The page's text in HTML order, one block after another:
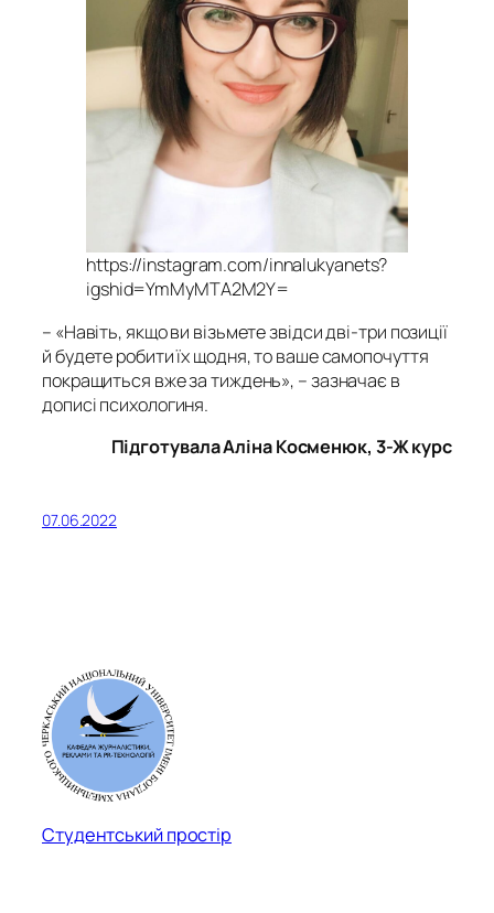
https://instagram.com/innalukyanets?
igshid=YmMyMTA2M2Y=
– «Навіть, якщо ви візьмете звідси дві-три позиції
й будете робити їх щодня, то ваше самопочуття
покращиться вже за тиждень», – зазначає в
дописі психологиня.
Підготувала Аліна Косменюк, 3-Ж курс
07.06.2022
Студентський простір